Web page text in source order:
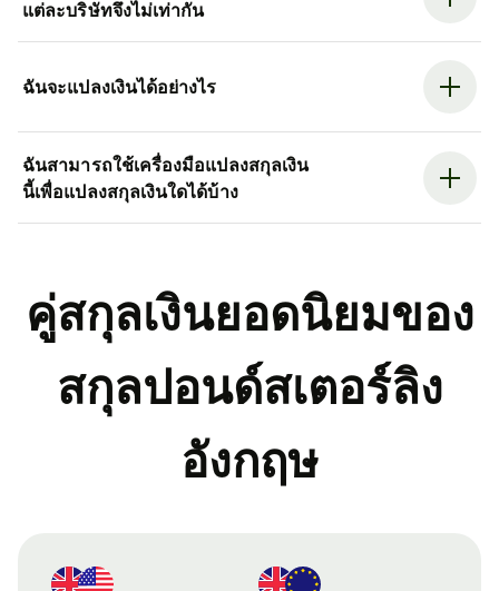
แต่ละบริษัทจึงไม่เท่ากัน
ฉันจะแปลงเงินได้อย่างไร
ฉันสามารถใช้เครื่องมือแปลงสกุลเงิน
นี้เพื่อแปลงสกุลเงินใดได้บ้าง
คู่สกุลเงินยอดนิยมของ
สกุลปอนด์สเตอร์ลิง
อังกฤษ